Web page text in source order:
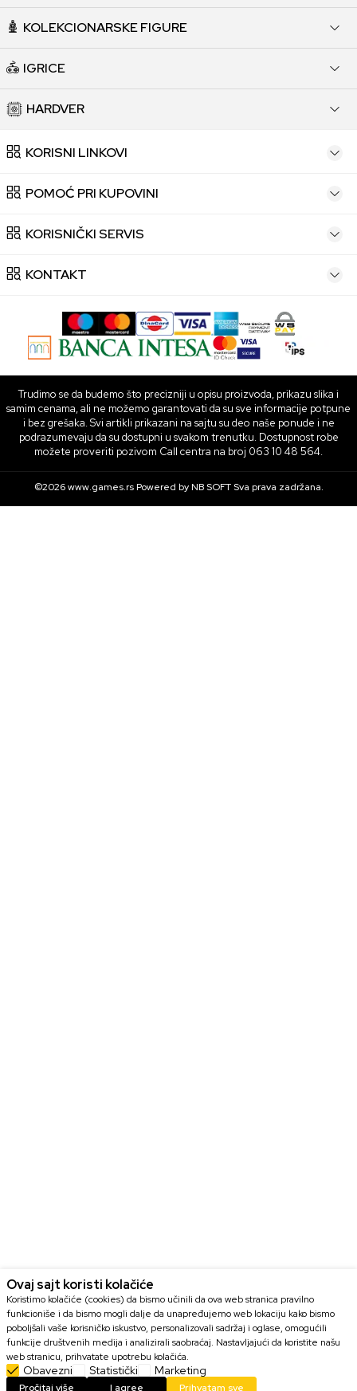
DODAJ U KORPU
KOLEKCIONARSKE FIGURE
IGRICE
HARDVER
KORISNI LINKOVI
POMOĆ PRI KUPOVINI
KORISNIČKI SERVIS
KONTAKT
Trudimo se da budemo što precizniji u opisu proizvoda, prikazu slika i
samim cenama, ali ne možemo garantovati da su sve informacije potpune
i bez grešaka. Svi artikli prikazani na sajtu su deo naše ponude i ne
podrazumevaju da su dostupni u svakom trenutku. Dostupnost robe
možete proveriti pozivom Call centra na broj 063 10 48 564.
©2026www.games.rs Powered byNB SOFTSva prava zadržana.
Ovaj sajt koristi kolačiće
Koristimo kolačiće (cookies) da bismo učinili da ova web stranica pravilno
funkcioniše i da bismo mogli dalje da unapređujemo web lokaciju kako bismo
poboljšali vaše korisničko iskustvo, personalizovali sadržaj i oglase, omogućili
funkcije društvenih medija i analizirali saobraćaj. Nastavljajući da koristite našu
web stranicu, prihvatate upotrebu kolačića.
Obavezni Statistički Marketing
Pročitaj više I agree Prihvatam sve